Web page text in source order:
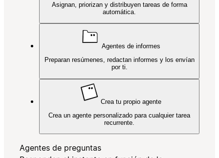
Asignan, priorizan y distribuyen tareas de forma
automática.
Agentes de informes
Preparan resúmenes, redactan informes y los envían
por ti.
Crea tu propio agente
Crea un agente personalizado para cualquier tarea
recurrente.
Agentes de preguntas